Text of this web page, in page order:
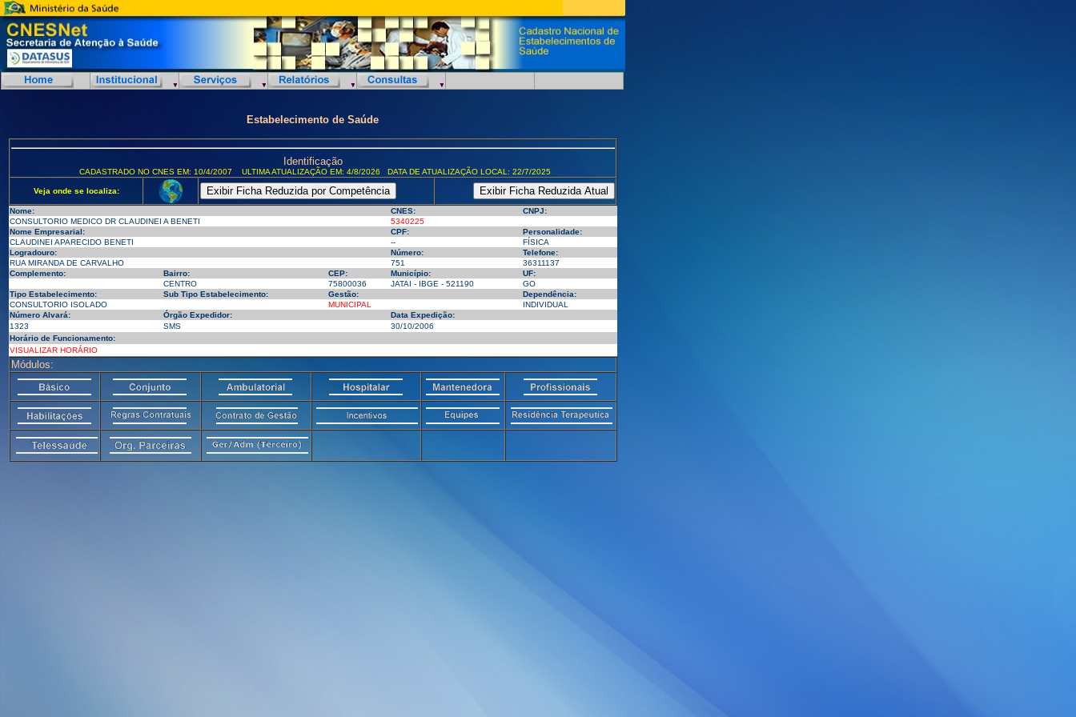
Estabelecimento de Saúde
Identificação
CADASTRADO NO CNES EM: 10/4/2007 ULTIMA ATUALIZAÇÃO EM: 4/8/2026 DATA DE ATUALIZAÇÃO LOCAL: 22/7/2025
Veja onde se localiza:
Nome: CNES:
CNPJ:
CONSULTORIO MEDICO DR CLAUDINEI A BENETI
5340225
Nome Empresarial:
CPF:
Personalidade:
CLAUDINEI APARECIDO BENETI
--
FÍSICA
Logradouro:
Número:
Telefone:
RUA MIRANDA DE CARVALHO
751
36311137
Complemento:
Bairro: CEP: Município:
UF:
CENTRO
75800036 JATAI - IBGE - 521190
GO
Tipo Estabelecimento:
Sub Tipo Estabelecimento: Gestão:
Dependência:
CONSULTORIO ISOLADO
MUNICIPAL
INDIVIDUAL
Número Alvará:
Órgão Expedidor:
Data Expedição:
1323
SMS
30/10/2006
Horário de Funcionamento:
VISUALIZAR HORÁRIO
Módulos: